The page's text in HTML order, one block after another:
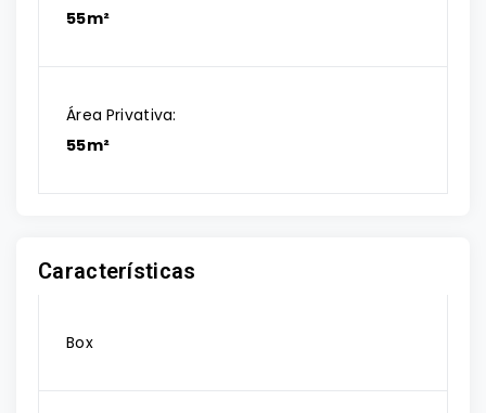
55m²
Área Privativa:
55m²
Características
Box